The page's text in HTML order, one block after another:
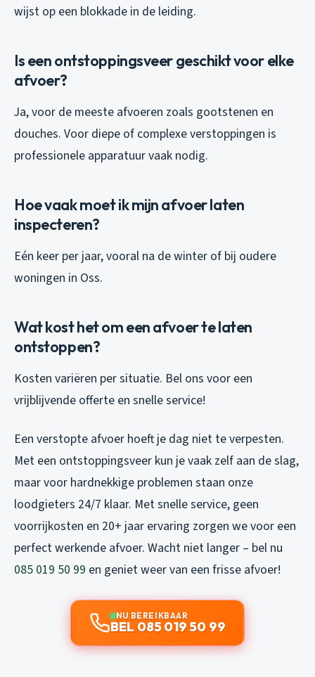
wijst op een blokkade in de leiding.
Is een ontstoppingsveer geschikt voor elke
afvoer?
Ja, voor de meeste afvoeren zoals gootstenen en
douches. Voor diepe of complexe verstoppingen is
professionele apparatuur vaak nodig.
Hoe vaak moet ik mijn afvoer laten
inspecteren?
Eén keer per jaar, vooral na de winter of bij oudere
woningen in Oss.
Wat kost het om een afvoer te laten
ontstoppen?
Kosten variëren per situatie. Bel ons voor een
vrijblijvende offerte en snelle service!
Een verstopte afvoer hoeft je dag niet te verpesten.
Met een ontstoppingsveer kun je vaak zelf aan de slag,
maar voor hardnekkige problemen staan onze
loodgieters 24/7 klaar. Met snelle service, geen
voorrijkosten en 20+ jaar ervaring zorgen we voor een
perfect werkende afvoer. Wacht niet langer – bel nu
085 019 50 99 en geniet weer van een frisse afvoer!
NU BEREIKBAAR
BEL 085 019 50 99